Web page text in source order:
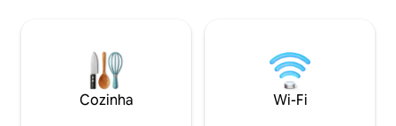
confortavelmente, com tudo o que você
precisa. A proximidade com praias e vilas
aconchegantes está incluída.
como o Camp
floresta.
Cozinha Wi-Fi